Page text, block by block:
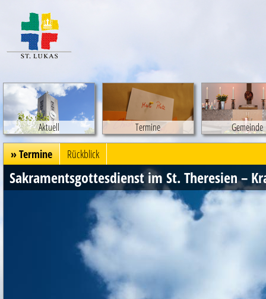
Aktuell Termine Gemeinde
» Termine Rückblick
Sakramentsgottesdienst im St. Theresien –